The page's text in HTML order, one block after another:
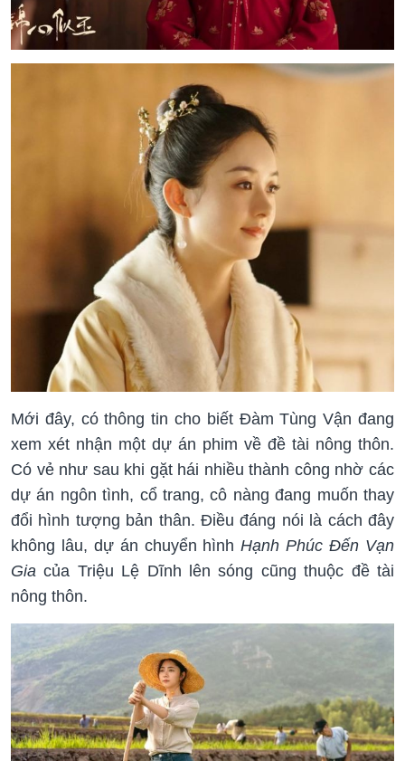
Mới đây, có thông tin cho biết Đàm Tùng Vận đang
xem xét nhận một dự án phim về đề tài nông thôn.
Có vẻ như sau khi gặt hái nhiều thành công nhờ các
dự án ngôn tình, cổ trang, cô nàng đang muốn thay
đổi hình tượng bản thân. Điều đáng nói là cách đây
không lâu, dự án chuyển hìnhHạnh Phúc Đến Vạn
Gia của Triệu Lệ Dĩnh lên sóng cũng thuộc đề tài
nông thôn.